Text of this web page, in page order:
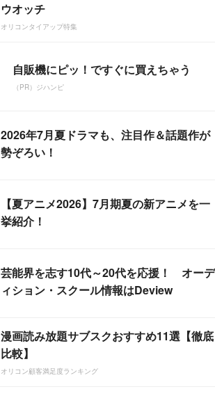
ウオッチ
オリコンタイアップ特集
自販機にピッ！ですぐに買えちゃう
（PR）ジハンピ
2026年7月夏ドラマも、注目作＆話題作が
勢ぞろい！
【夏アニメ2026】7月期夏の新アニメを一
挙紹介！
芸能界を志す10代～20代を応援！ オーデ
ィション・スクール情報はDeview
漫画読み放題サブスクおすすめ11選【徹底
比較】
オリコン顧客満足度ランキング